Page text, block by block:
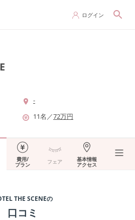
ログイン
-
11名 ／72万円
費用/
プラン フェア 基本情報
アクセス
THE SCENEの
口コミ